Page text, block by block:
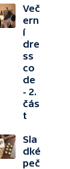
Več
ern
í
dre
ss
co
de
- 2.
čás
t
Sla
dké
peč